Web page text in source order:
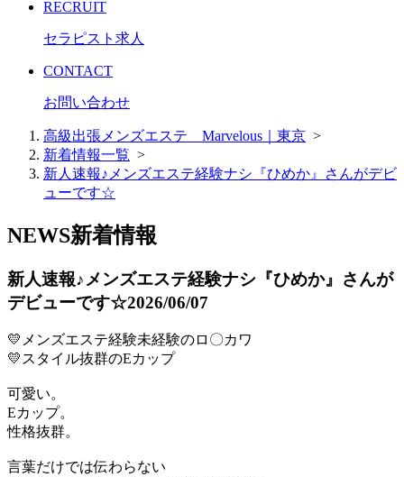
RECRUIT
セラピスト求人
CONTACT
お問い合わせ
高級出張メンズエステ Marvelous｜東京 >
新着情報一覧 >
新人速報♪メンズエステ経験ナシ『ひめか』さんがデビ
ューです☆
NEWS新着情報
新人速報♪メンズエステ経験ナシ『ひめか』さんが
デビューです☆2026/06/07
💛メンズエステ経験未経験のロ〇カワ
💛スタイル抜群のEカップ
可愛い。
Eカップ。
性格抜群。
言葉だけでは伝わらない